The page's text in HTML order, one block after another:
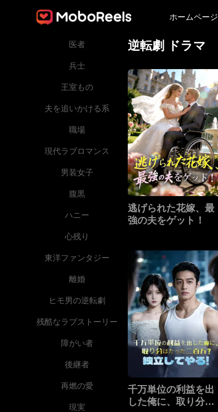
ホームページ
裏切り
医者
兵士
王室もの
夫を追いかける系
職場
現代ラブロマンス
男装女子
腹黒
ハニー
心残り
東洋ファンタジー
離婚
ヒモ男の逆転劇
残酷なラブストーリー
障がい者
後継者
再燃の愛
現実
逆転劇 ドラマ
逃げられた花嫁、最
強の夫をゲット！
千万単位の利益を出
した俺に、取り分は